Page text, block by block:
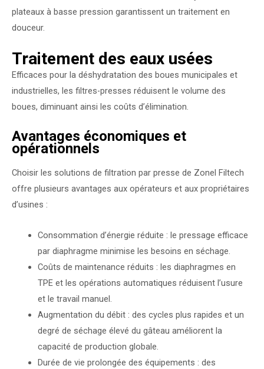
plateaux à basse pression garantissent un traitement en
douceur.
Traitement des eaux usées
Efficaces pour la déshydratation des boues municipales et
industrielles, les filtres-presses réduisent le volume des
boues, diminuant ainsi les coûts d’élimination.
Avantages économiques et
opérationnels
Choisir les solutions de filtration par presse de Zonel Filtech
offre plusieurs avantages aux opérateurs et aux propriétaires
d’usines :
Consommation d’énergie réduite : le pressage efficace
par diaphragme minimise les besoins en séchage.
Coûts de maintenance réduits : les diaphragmes en
TPE et les opérations automatiques réduisent l’usure
et le travail manuel.
Augmentation du débit : des cycles plus rapides et un
degré de séchage élevé du gâteau améliorent la
capacité de production globale.
Durée de vie prolongée des équipements : des